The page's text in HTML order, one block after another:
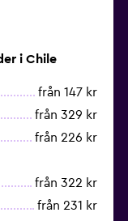
i Chile
från 147 kr
från 329 kr
från 226 kr
från 322 kr
från 231 kr